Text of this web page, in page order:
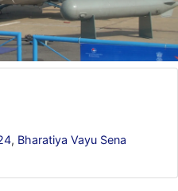
étaient-ils présent au
excellente année 2026 à tous et
voeux à tous pour
réveillon pour cette nouvelle
, Bharatiya Vayu Sena